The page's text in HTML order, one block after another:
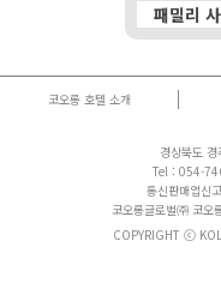
패밀리
코오롱 호텔 소개
경상북도
Tel : 054-
통신판매업신
코오롱글로벌㈜ 코
COPYRIGHT ⓒ